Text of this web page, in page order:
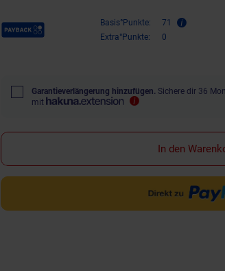
Payback Punkte Basis°Punkte:
71
Extra°Punkte:
0
Garantieverlängerung hinzufügen. Sichere dir 36
mit
In den